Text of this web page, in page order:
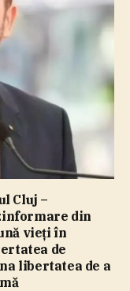
Cluj –
din
vieţi în
de
libertatea de a